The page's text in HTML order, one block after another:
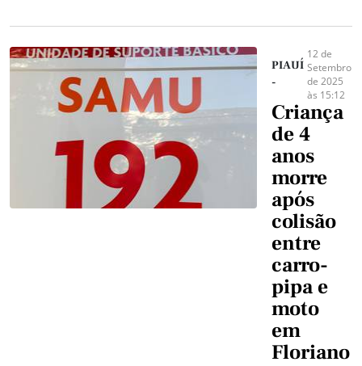
PIAUÍ
-
12 de
Setembro
de 2025
às 15:12
Criança
de 4
anos
morre
após
colisão
entre
carro-
pipa e
moto
em
Floriano